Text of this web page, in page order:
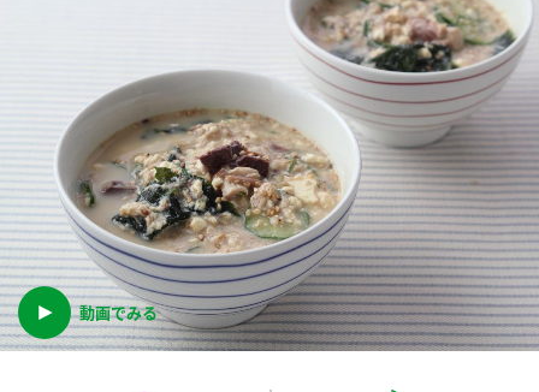
酢 調味酢
お酢ドリンク ぽん酢
みりん風・料理酒 鍋用調味料
キャンペーン情報
ブランド・スペシャルサイト
ブランド・スペシャルサイト トップ
商品ブランドサイト
Fibee（ファイビー）
企業情報
国内事業概要
動画でみる